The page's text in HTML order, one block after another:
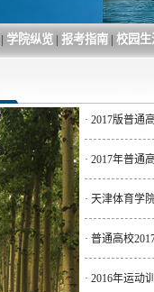
| 学院纵览 | 报考指南 | 校园生
· 2017版普通
· 2017年普通
· 天津体育学
· 普通高校
· 2016年运动